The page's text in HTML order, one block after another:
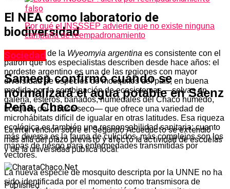
El NEA como laboratorio de
biodiversidad
El hallazgo de la Wyeomyia argentina es consistente con el
patrón que los especialistas describen desde hace años: el
nordeste argentino es una de las regiones con mayor
diversidad de especies de mosquitos del país, en buena
medida por la combinación de ecosistemas —selvas en
galería, esteros, bañados, humedales del Chaco húmedo,
bosques del Chaco seco— que ofrece una variedad de
microhábitats difícil de igualar en otras latitudes. Esa riqueza
ecológica es también una responsabilidad sanitaria: cuanto
más diversa es la fauna de culícidos, más complejos son los
mapas de riesgo para enfermedades transmitidas por
vectores.
La nueva especie de mosquito descripta por la UNNE no ha
sido identificada por el momento como transmisora de
Por qué el INSSSEP advierte que no existe ninguna
campaña de reempadronamiento
Sociedad
Sameep confirmó cuándo se
normalizará el agua potable en Sáenz
Peña, Chaco
La intervención sobre el Segundo Acueducto se extendió
más allá del plazo previsto y afectó la actividad de escuelas
y de la universidad pública local.
Published